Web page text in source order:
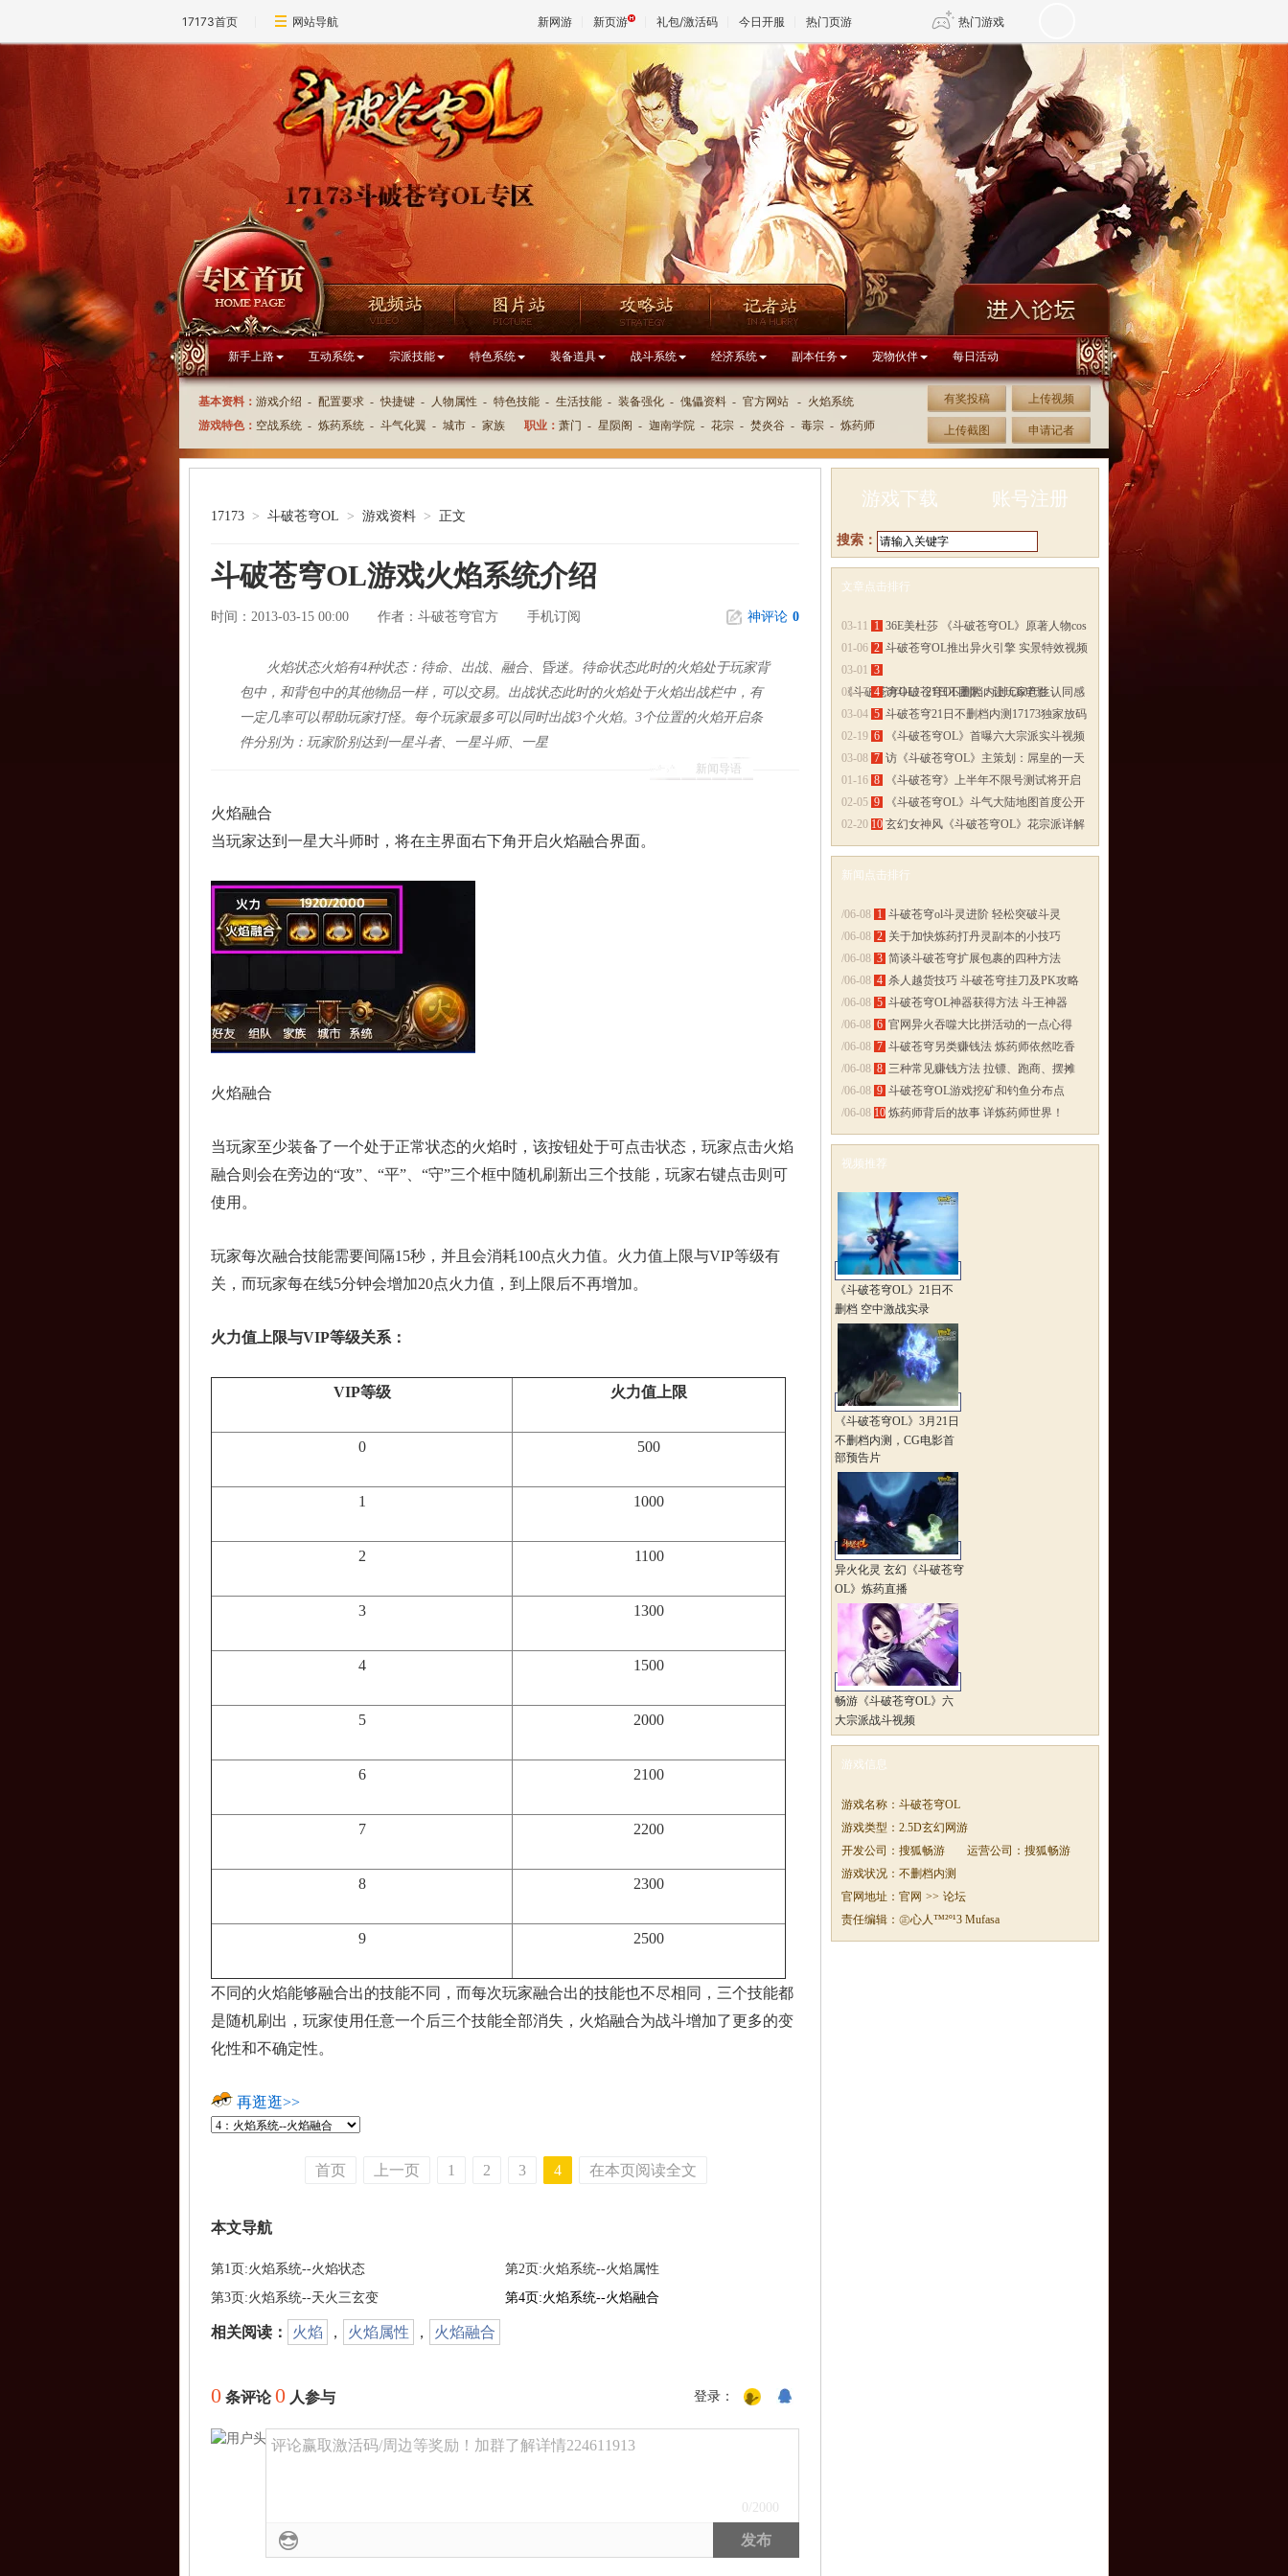
17173首页 网站导航 新网游 新页游 礼包/激活码 今日开服 热门页游 热门游戏
魔兽 DNF
天堂 剑网3旗舰版 新天龙八部
王权与自由 诛仙世界 新仙侠5
新手上路 互动系统 宗派技能 特色系统 装备道具 战斗系统 经济系统 副本任务 宠物伙伴 每日活动
基本资料： 游戏介绍 - 配置要求 - 快捷键 - 人物属性 - 特色技能 - 生活技能 - 装备强化 - 傀儡资料 - 官方网站 - 火焰系统
游戏特色： 空战系统 - 炼药系统 - 斗气化翼 - 城市 - 家族 职业： 萧门 - 星陨阁 - 迦南学院 - 花宗 - 焚炎谷 - 毒宗 - 炼药师
有奖投稿 上传视频
上传截图 申请记者
17173 > 斗破苍穹OL > 游戏资料 > 正文
斗破苍穹OL游戏火焰系统介绍
时间：2013-03-15 00:00 作者： 斗破苍穹官方 手机订阅 神评论 0
新闻导语
火焰状态火焰有4种状态：待命、出战、融合、昏迷。待命状态此时的火焰处于玩家背
包中，和背包中的其他物品一样，可以交易。出战状态此时的火焰处于火焰出战栏中，有
一定几率可以帮助玩家打怪。每个玩家最多可以同时出战3个火焰。3个位置的火焰开启条
件分别为：玩家阶别达到一星斗者、一星斗师、一星
火焰融合
当玩家达到一星大斗师时，将在主界面右下角开启火焰融合界面。
火焰融合
当玩家至少装备了一个处于正常状态的火焰时，该按钮处于可点击状态，玩家点击火焰
融合则会在旁边的“攻”、“平”、“守”三个框中随机刷新出三个技能，玩家右键点击则可
使用。
玩家每次融合技能需要间隔15秒，并且会消耗100点火力值。火力值上限与VIP等级有
关，而玩家每在线5分钟会增加20点火力值，到上限后不再增加。
火力值上限与VIP等级关系：
VIP等级 火力值上限
0 500
1 1000
2 1100
3 1300
4 1500
5 2000
6 2100
7 2200
8 2300
9 2500
不同的火焰能够融合出的技能不同，而每次玩家融合出的技能也不尽相同，三个技能都
是随机刷出，玩家使用任意一个后三个技能全部消失，火焰融合为战斗增加了更多的变
化性和不确定性。
再逛逛>>
首页 上一页 1 2 3 4 在本页阅读全文
本文导航
第1页:火焰系统--火焰状态
第3页:火焰系统--天火三玄变
第2页:火焰系统--火焰属性
第4页:火焰系统--火焰融合
相关阅读： 火焰 ， 火焰属性 ， 火焰融合
0 条评论0 人参与 登录：
评论赢取激活码/周边等奖励！加群了解详情224611913
0 /2000
发布
游戏下载 账号注册
搜索：
文章点击排行
更多>>
03-11 1 36E美杜莎 《斗破苍穹OL》原著人物cos
01-06 2 斗破苍穹OL推出异火引擎 实景特效视频
03-01 3
《斗破苍穹OL》21日不删档内测 CG电影
03-17 4 访斗破苍穹OL团队：让玩家产生认同感
03-04 5 斗破苍穹21日不删档内测17173独家放码
02-19 6
《斗破苍穹OL》首曝六大宗派实斗视频
03-08 7 访《斗破苍穹OL》主策划：屌皇的一天
01-16 8
《斗破苍穹》上半年不限号测试将开启
02-05 9
《斗破苍穹OL》斗气大陆地图首度公开
02-20 10 玄幻女神风《斗破苍穹OL》花宗派详解
新闻点击排行
更多>>
/06-08 1 斗破苍穹ol斗灵进阶 轻松突破斗灵
/06-08 2 关于加快炼药打丹灵副本的小技巧
/06-08 3 简谈斗破苍穹扩展包裹的四种方法
/06-08 4 杀人越货技巧 斗破苍穹挂刀及PK攻略
/06-08 5 斗破苍穹OL神器获得方法 斗王神器
/06-08 6 官网异火吞噬大比拼活动的一点心得
/06-08 7 斗破苍穹另类赚钱法 炼药师依然吃香
/06-08 8 三种常见赚钱方法 拉镖、跑商、摆摊
/06-08 9 斗破苍穹OL游戏挖矿和钓鱼分布点
/06-08 10 炼药师背后的故事 详炼药师世界！
视频推荐
更多>>
《斗破苍穹OL》21日不
删档 空中激战实录
《斗破苍穹OL》3月21日
不删档内测，CG电影首
部预告片
异火化灵 玄幻《斗破苍穹
OL》炼药直播
畅游《斗破苍穹OL》六
大宗派战斗视频
游戏信息
游戏名称： 斗破苍穹OL
游戏类型： 2.5D玄幻网游
开发公司： 搜狐畅游 运营公司： 搜狐畅游
游戏状况： 不删档内测
官网地址： 官网 >> 论坛
责任编辑： ㊣心人™²º¹3 Mufasa